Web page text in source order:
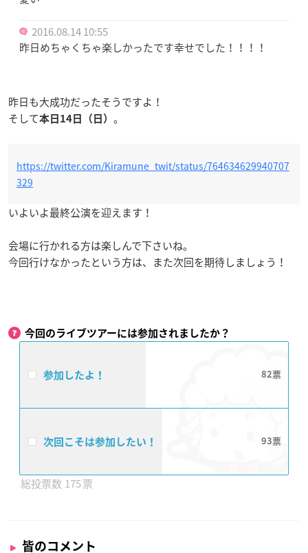
2016.08.14 10:55
昨日めちゃくちゃ楽しかったです幸せでした！！！！
昨日も大成功だったそうですよ！
そして本日14日（日） 。
https://twitter.com/Kiramune_twit/status/764634629940707
329
いよいよ最終公演を迎えます！
会場に行かれる方は楽しんで下さいね。
今回行けなかったという方は、また次回を期待しましょう！
今回のライブツアーには参加されましたか？
参加したよ！ 82
次回こそは参加したい！ 93
175
皆のコメント